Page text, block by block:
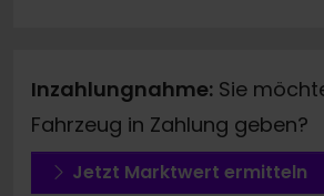
Inzahlungnahme: Sie
Fahrzeug in Zahlung geben?
Jetzt Marktwert ermitteln